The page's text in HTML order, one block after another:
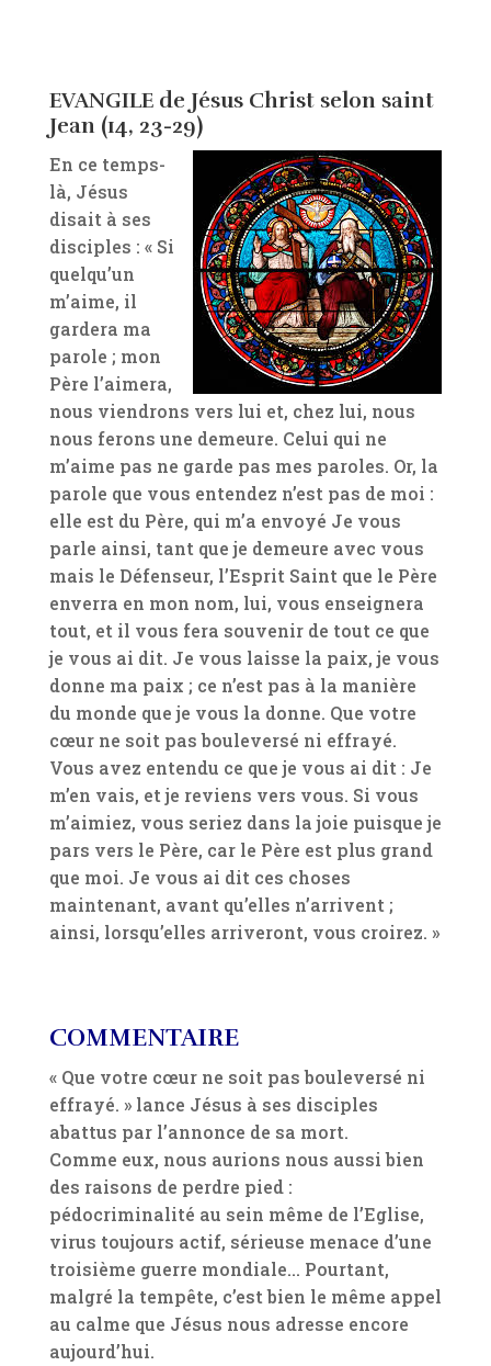
EVANGILE de Jésus Christ selon saint
Jean (14, 23-29)
En ce temps-
là, Jésus
disait à ses
disciples : « Si
quelqu’un
m’aime, il
gardera ma
parole ; mon
Père l’aimera,
nous viendrons vers lui et, chez lui, nous
nous ferons une demeure. Celui qui ne
m’aime pas ne garde pas mes paroles. Or, la
parole que vous entendez n’est pas de moi :
elle est du Père, qui m’a envoyé Je vous
parle ainsi, tant que je demeure avec vous
mais le Défenseur, l’Esprit Saint que le Père
enverra en mon nom, lui, vous enseignera
tout, et il vous fera souvenir de tout ce que
je vous ai dit. Je vous laisse la paix, je vous
donne ma paix ; ce n’est pas à la manière
du monde que je vous la donne. Que votre
cœur ne soit pas bouleversé ni effrayé.
Vous avez entendu ce que je vous ai dit : Je
m’en vais, et je reviens vers vous. Si vous
m’aimiez, vous seriez dans la joie puisque je
pars vers le Père, car le Père est plus grand
que moi. Je vous ai dit ces choses
maintenant, avant qu’elles n’arrivent ;
ainsi, lorsqu’elles arriveront, vous croirez. »
COMMENTAIRE
« Que votre cœur ne soit pas bouleversé ni
effrayé. » lance Jésus à ses disciples
abattus par l’annonce de sa mort.
Comme eux, nous aurions nous aussi bien
des raisons de perdre pied :
pédocriminalité au sein même de l’Eglise,
virus toujours actif, sérieuse menace d’une
troisième guerre mondiale… Pourtant,
malgré la tempête, c’est bien le même appel
au calme que Jésus nous adresse encore
aujourd’hui.